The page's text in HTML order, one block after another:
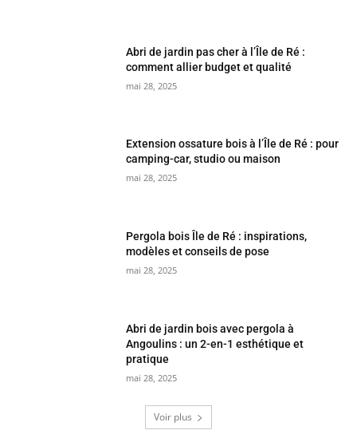
Abri de jardin pas cher à l’Île de Ré :
comment allier budget et qualité
mai 28, 2025
Extension ossature bois à l’Île de Ré : pour
camping-car, studio ou maison
mai 28, 2025
Pergola bois Île de Ré : inspirations,
modèles et conseils de pose
mai 28, 2025
Abri de jardin bois avec pergola à
Angoulins : un 2-en-1 esthétique et
pratique
mai 28, 2025
Voir plus